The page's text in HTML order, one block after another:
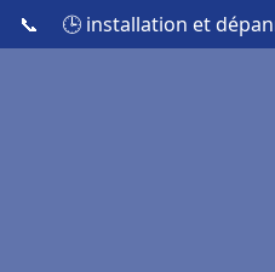
📞 🕒 installation et